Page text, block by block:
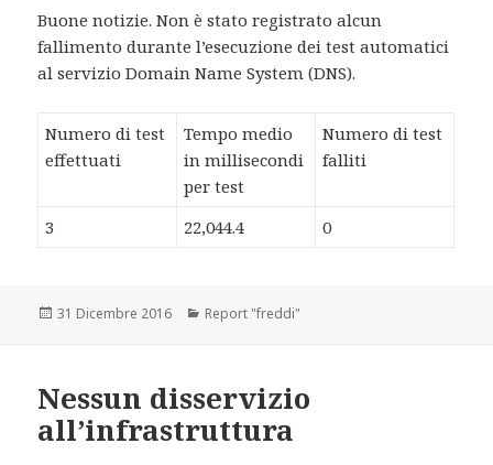
Buone notizie. Non è stato registrato alcun
fallimento durante l’esecuzione dei test automatici
al servizio Domain Name System (DNS).
Numero di test
effettuati
Tempo medio
in millisecondi
per test
Numero di test
falliti
3 22,044.4 0
Scritto
31 Dicembre 2016 Categorie
Report "freddi"
Nessun disservizio
all’infrastruttura